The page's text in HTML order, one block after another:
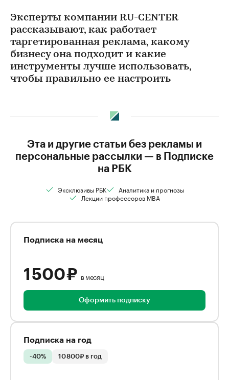
Эксперты компании RU-CENTER
рассказывают, как работает
таргетированная реклама, какому
бизнесу она подходит и какие
инструменты лучше использовать,
чтобы правильно ее настроить
Эта и другие статьи без рекламы и
персональные рассылки — в Подписке
на РБК
Эксклюзивы РБК
Аналитика и прогнозы
Лекции профессоров MBA
Подписка на месяц
1 500 ₽ в месяц
Оформить подписку
Подписка на год
-40% 10 800₽ в год